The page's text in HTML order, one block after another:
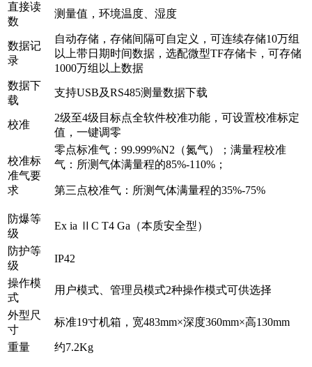
直接读
数
测量值，环境温度、湿度
数据记
录
自动存储，存储间隔可自定义，可连续存储10万组
以上带日期时间数据，选配微型TF存储卡，可存储
1000万组以上数据
数据下
载
支持USB及RS485测量数据下载
校准
2级至4级目标点全软件校准功能，可设置校准标定
值，一键调零
校准标
准气要
求
零点标准气：99.999%N2（氮气）；满量程校准
气：所测气体满量程的85%-110%；
第三点校准气：所测气体满量程的35%-75%
防爆等
级
Ex ia ⅡC T4 Ga（本质安全型）
防护等
级
IP42
操作模
式
用户模式、管理员模式2种操作模式可供选择
外型尺
寸
标准19寸机箱，宽483mm×深度360mm×高130mm
重量 约7.2Kg